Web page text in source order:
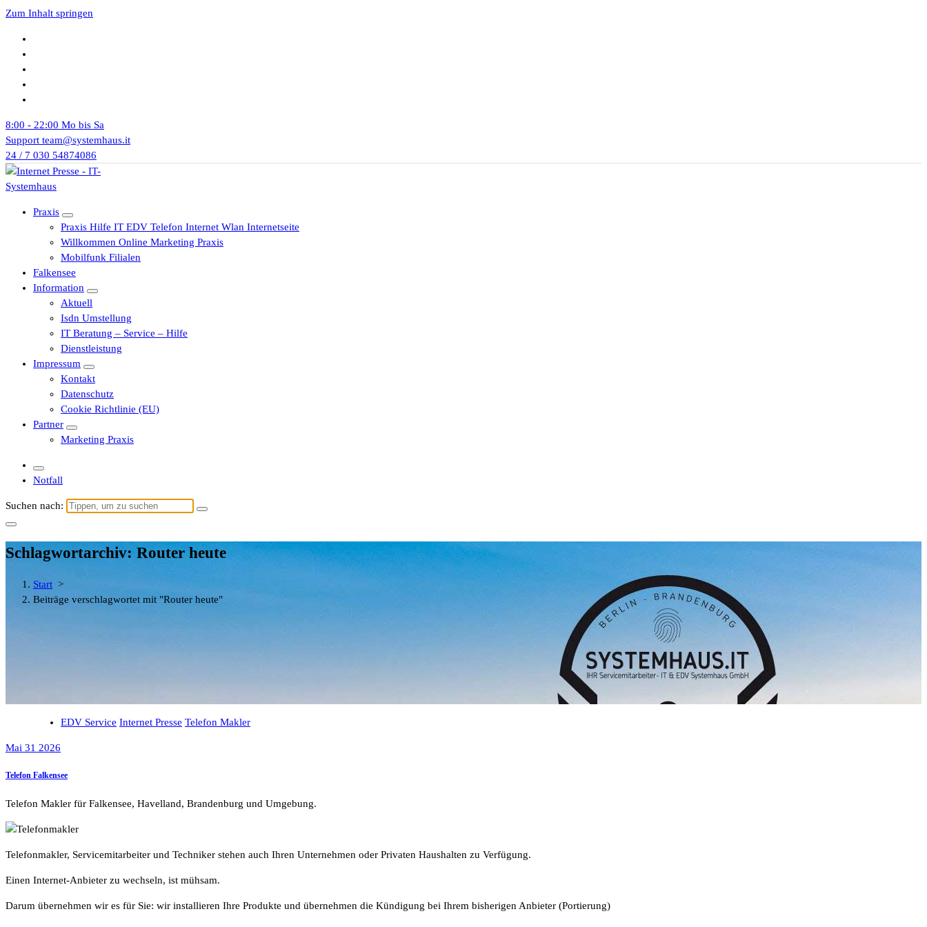
Zum Inhalt springen
8:00 - 22:00 Mo bis Sa
Support team@systemhaus.it
24 / 7 030 54874086
Praxis
Praxis Hilfe IT EDV Telefon Internet Wlan Internetseite
Willkommen Online Marketing Praxis
Mobilfunk Filialen
Falkensee
Information
Aktuell
Isdn Umstellung
IT Beratung – Service – Hilfe
Dienstleistung
Impressum
Kontakt
Datenschutz
Cookie Richtlinie (EU)
Partner
Marketing Praxis
Notfall
Suchen nach:
Schlagwortarchiv: Router heute
Start >
Beiträge verschlagwortet mit "Router heute"
EDV Service Internet Presse Telefon Makler
Mai 31 2026
Telefon Falkensee
Telefon Makler für Falkensee, Havelland, Brandenburg und Umgebung.
Telefonmakler, Servicemitarbeiter und Techniker stehen auch Ihren Unternehmen oder Privaten Haushalten zu Verfügung.
Einen Internet-Anbieter zu wechseln, ist mühsam.
Darum übernehmen wir es für Sie: wir installieren Ihre Produkte und übernehmen die Kündigung bei Ihrem bisherigen Anbieter (Portierung)